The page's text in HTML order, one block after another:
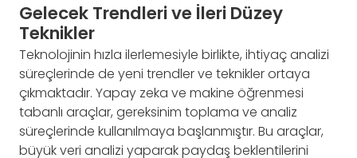
Gelecek Trendleri ve İleri Düzey
Teknikler
Teknolojinin hızla ilerlemesiyle birlikte, ihtiyaç analizi
süreçlerinde de yeni trendler ve teknikler ortaya
çıkmaktadır. Yapay zeka ve makine öğrenmesi
tabanlı araçlar, gereksinim toplama ve analiz
süreçlerinde kullanılmaya başlanmıştır. Bu araçlar,
büyük veri analizi yaparak paydaş beklentilerini